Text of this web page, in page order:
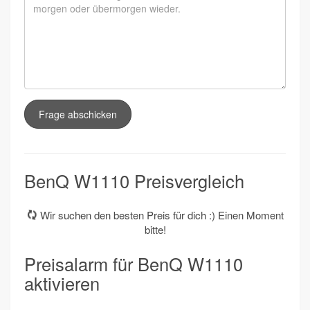
Frage abschicken
BenQ W1110 Preisvergleich
Wir suchen den besten Preis für dich :) Einen Moment
bitte!
Preisalarm für BenQ W1110
aktivieren